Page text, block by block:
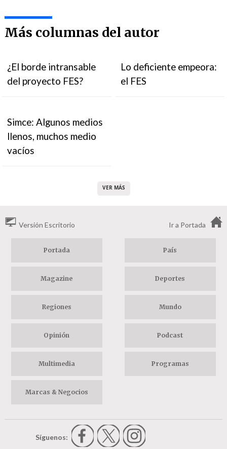
Más columnas del autor
¿El borde intransable
del proyecto FES?
Lo deficiente empeora:
el FES
Simce: Algunos medios
llenos, muchos medio
vacíos
VER MÁS
Versión Escritorio Ir a Portada
Portada País
Magazine Deportes
Regiones Mundo
Opinión Podcast
Multimedia Programas
Marcas & Negocios
Síguenos: